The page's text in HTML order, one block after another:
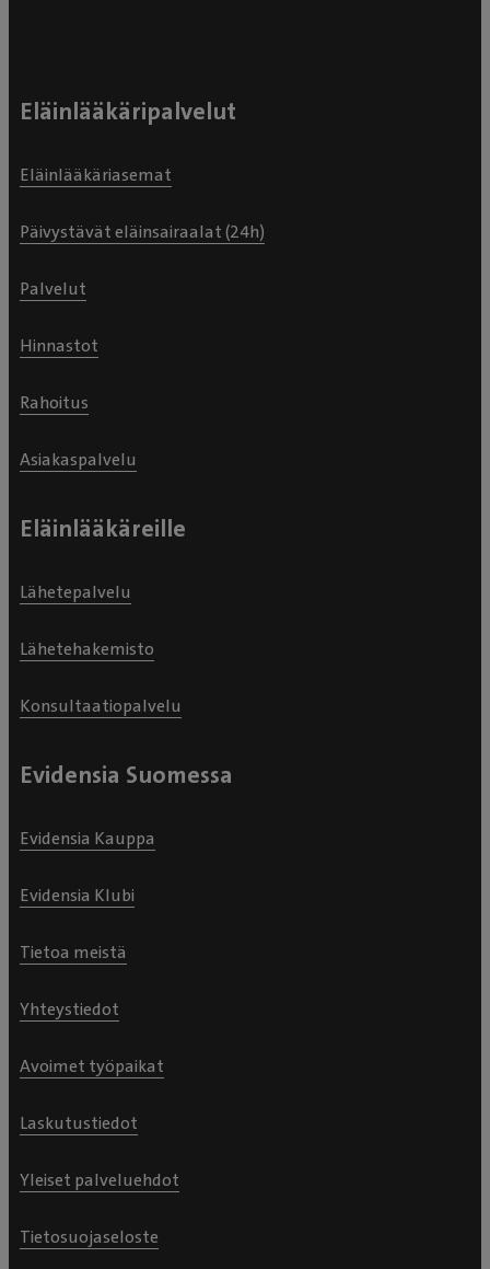
Eläinlääkäripalvelut
Eläinlääkäriasemat
Päivystävät eläinsairaalat (24h)
Palvelut
Hinnastot
Rahoitus
Asiakaspalvelu
Eläinlääkäreille
Lähetepalvelu
Lähetehakemisto
Konsultaatiopalvelu
Evidensia Suomessa
Evidensia Kauppa
Evidensia Klubi
Tietoa meistä
Yhteystiedot
Avoimet työpaikat
Laskutustiedot
Yleiset palveluehdot
Tietosuojaseloste